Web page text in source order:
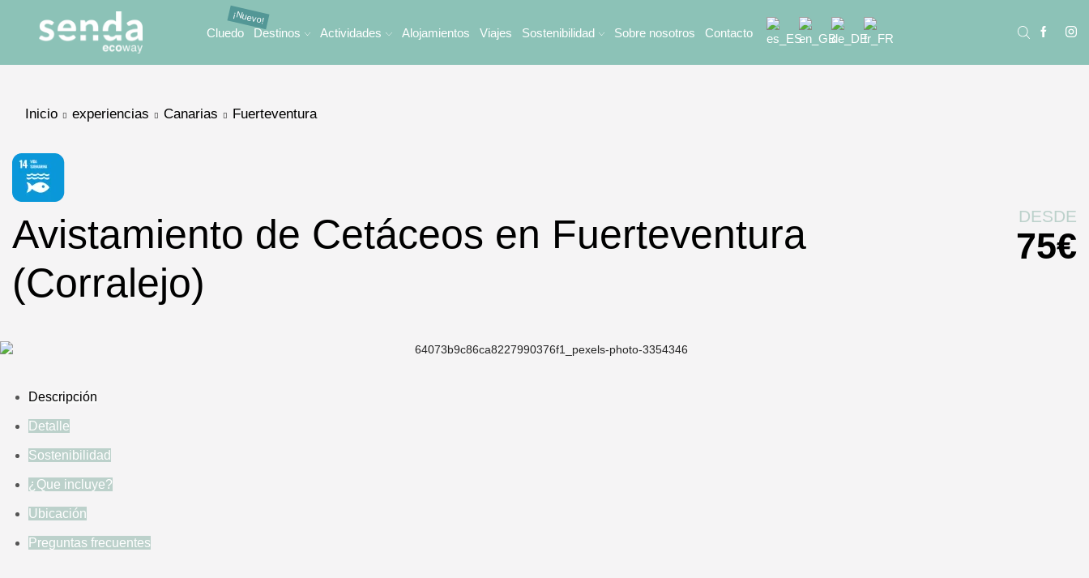
Cluedo Destinos Actividades Alojamientos Viajes Sostenibilidad Sobre nosotros Contacto
Inicio experiencias Canarias Fuerteventura
Avistamiento de Cetáceos en Fuerteventura
(Corralejo)
DESDE
75€
Descripción
Detalle
Sostenibilidad
¿Que incluye?
Ubicación
Preguntas frecuentes